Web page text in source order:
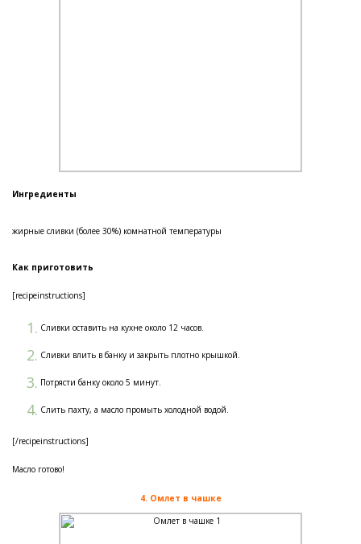
Ингредиенты
жирные сливки (более 30%) комнатной температуры
Как приготовить
[recipeinstructions]
Сливки оставить на кухне около 12 часов.
Сливки влить в банку и закрыть плотно крышкой.
Потрясти банку около 5 минут.
Слить пахту, а масло промыть холодной водой.
[/recipeinstructions]
Масло готово!
4. Омлет в чашке